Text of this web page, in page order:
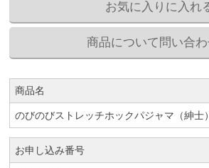
商品名
のびのびストレッチホックパジャマ（紳士）
お申し込み番号